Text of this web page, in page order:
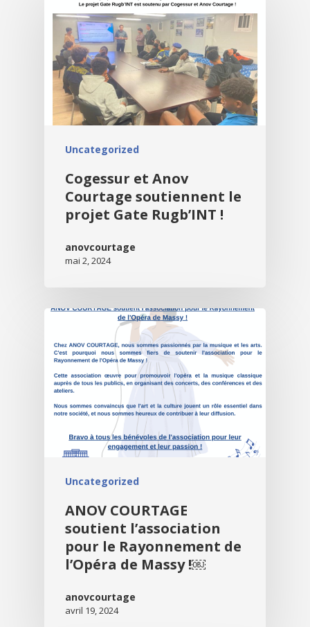
Uncategorized
Cogessur et Anov
Courtage soutiennent le
projet Gate Rugb’INT !
anovcourtage
mai 2, 2024
Uncategorized
ANOV COURTAGE
soutient l’association
pour le Rayonnement de
l’Opéra de Massy !￼
anovcourtage
avril 19, 2024